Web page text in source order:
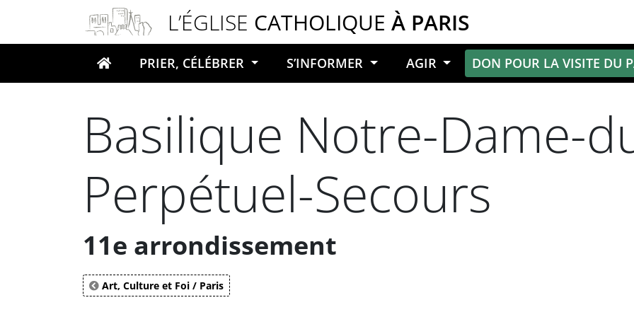
L’ÉGLISE CATHOLIQUE À PARIS
Votre recherche
PRIER, CÉLÉBRER S’INFORMER AGIR DON POUR LA VISITE DU
Basilique Notre-Dame-
Perpétuel-Secours
11e arrondissement
Art, Culture et Foi / Paris
Panneau de gestion des cookies